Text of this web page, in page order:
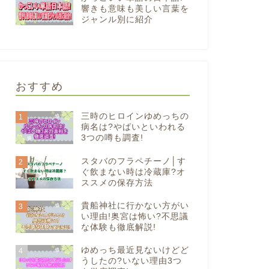
響きも意味も美しい言葉を
ジャンル別に紹介
おすすめ
1
三時のヒロインゆめっちの
病名は?やばいといわれる
3つの噂も調査!
2
スタバのフラペチーノ│す
ぐ飲まない時は冷蔵庫?オ
ススメの保存方法
3
貴船神社に行かない方がい
い理由!奥宮は怖い?不思議
な体験も徹底解説!
4
ゆめっち最近見ないけどど
うしたの?いない理由3つ